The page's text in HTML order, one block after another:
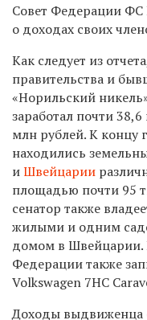
Совет Федерации ФС
о доходах своих
Как следует из
правительства и
«Норильский
заработал почти
млн рублей. К концу
находились
и Швейцарии
площадью почти 95
сенатор также
жилыми и одним
домом в Швейцарии.
Федерации также
Volkswagen 7HC
Доходы выдвиженца